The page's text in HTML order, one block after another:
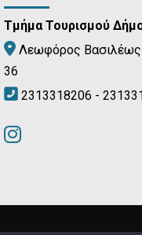
Τμήμα Τουρισμού
Λεωφόρος Βασιλέως
36
2313318206 -